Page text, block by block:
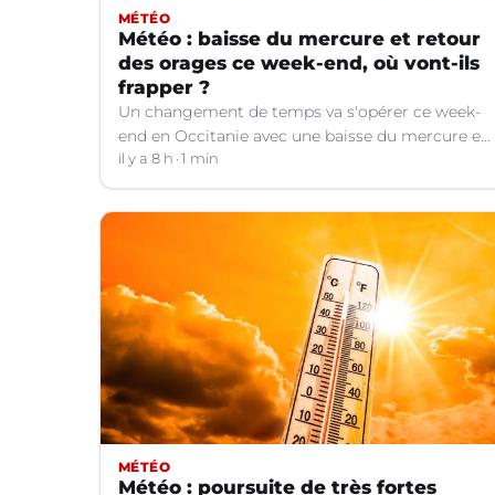
MÉTÉO
Météo : baisse du mercure et retour
des orages ce week-end, où vont-ils
frapper ?
Un changement de temps va s'opérer ce week-
end en Occitanie avec une baisse du mercure et
le retour d'orages dans certains départements.
il y a 8 h 1 min
MÉTÉO
Météo : poursuite de très fortes